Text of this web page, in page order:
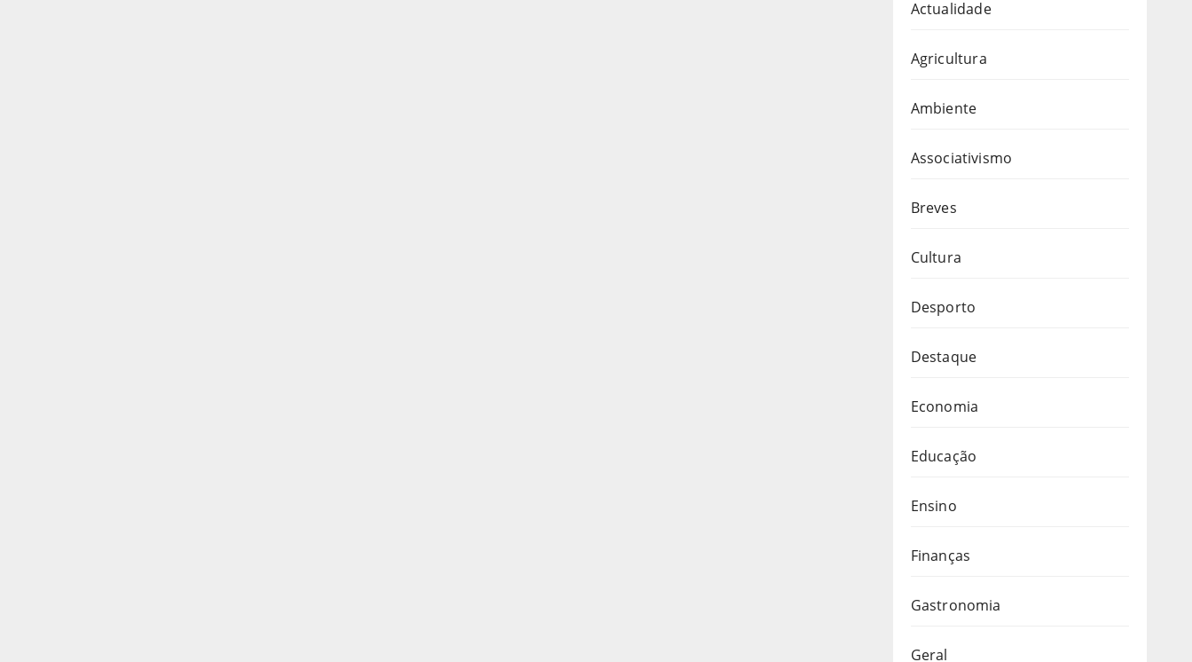
Actualidade
Agricultura
Ambiente
Associativismo
Breves
Cultura
Desporto
Destaque
Economia
Educação
Ensino
Finanças
Gastronomia
Geral